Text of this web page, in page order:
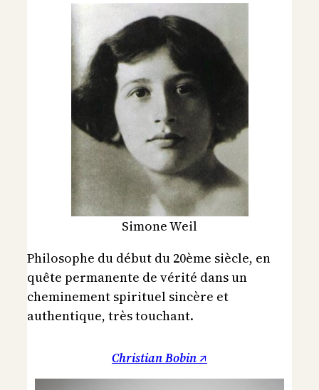
Simone Weil
Philosophe du début du 20ème siècle, en
quête permanente de vérité dans un
cheminement spirituel sincère et
authentique, très touchant.
Christian Bobin ↗